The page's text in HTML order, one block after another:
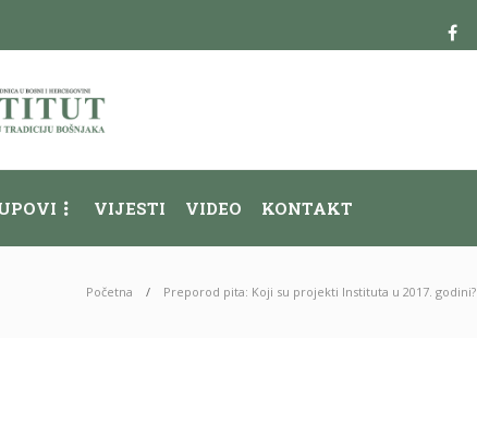
VIJESTI VIDEO KONTAKT
Početna Preporod pita: Koji su projekti Instituta u 2017. godini?